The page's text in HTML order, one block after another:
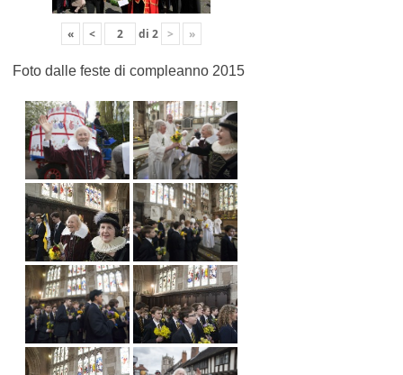
« < di 2 > »
Foto dalle feste di compleanno 2015